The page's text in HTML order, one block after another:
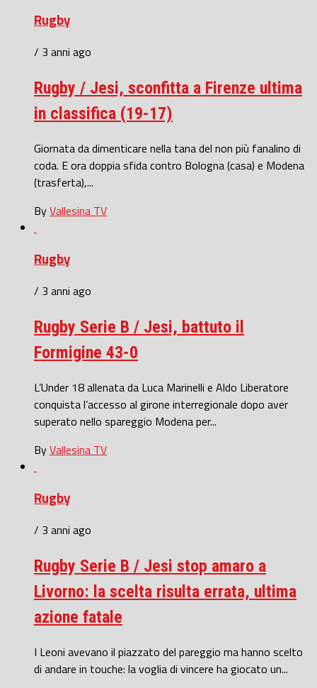
Rugby
/ 3 anni ago
Rugby / Jesi, sconfitta a Firenze ultima
in classifica (19-17)
Giornata da dimenticare nella tana del non più fanalino di
coda. E ora doppia sfida contro Bologna (casa) e Modena
(trasferta),...
ByVallesina TV
Rugby
/ 3 anni ago
Rugby Serie B / Jesi, battuto il
Formigine 43-0
L’Under 18 allenata da Luca Marinelli e Aldo Liberatore
conquista l’accesso al girone interregionale dopo aver
superato nello spareggio Modena per...
ByVallesina TV
Rugby
/ 3 anni ago
Rugby Serie B / Jesi stop amaro a
Livorno: la scelta risulta errata, ultima
azione fatale
I Leoni avevano il piazzato del pareggio ma hanno scelto
di andare in touche: la voglia di vincere ha giocato un...